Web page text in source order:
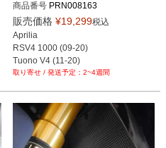
商品番号 PRN008163
PRN008163-01
PRN008163-02
PRN008163-03
PRN008163-04
PRN008163-05
PRN008163-07
PRN008163-08
PRN008163-09
PRN008163-10
PRN008163-11
販売価格 ¥19,299税込
Aprilia
RSV4 1000 (09-20)
Tuono V4 (11-20)
2~4週間